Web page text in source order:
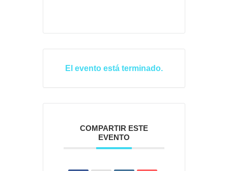
El evento está terminado.
COMPARTIR ESTE
EVENTO